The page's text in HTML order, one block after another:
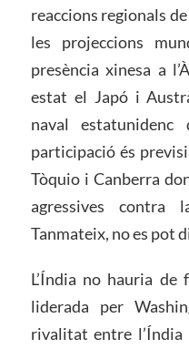
reaccions regionals
les projeccions
presència xinesa a
estat el Japó i
naval estatunidenc
participació és
Tòquio i Canberra
agressives contra
Tanmateix, no es pot
L’Índia no hauria de
liderada per
rivalitat entre